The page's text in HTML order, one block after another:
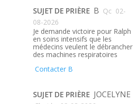
SUJET DE PRIÈRE B Qc 02-
08-2026
Je demande victoire pour Ralph
en soins intensifs que les
médecins veulent le débrancher
des machines respiratoires
Contacter B
SUJET DE PRIÈRE JOCELYNE